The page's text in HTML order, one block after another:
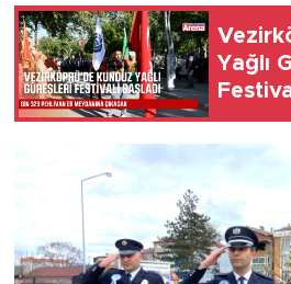
Yağlı